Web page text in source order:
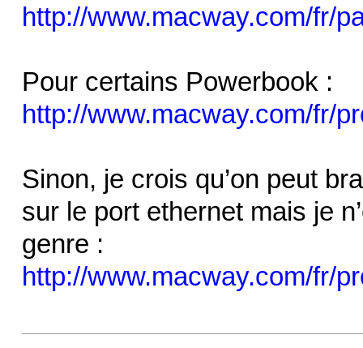
http://www.macway.com/fr/
Pour certains Powerbook :
http://www.macway.com/fr/
Sinon, je crois qu’on peut
sur le port ethernet mais je
genre :
http://www.macway.com/fr/